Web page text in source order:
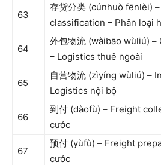
63
存货分类 (cúnhuò fēnlèi)
classification – Phân loại
64
外包物流 (wàibāo wùliú)
– Logistics thuê ngoài
65
自营物流 (zìyíng wùliú) –
Logistics nội bộ
66
到付 (dàofù) – Freight
cước
67
预付 (yùfù) – Freight
cước